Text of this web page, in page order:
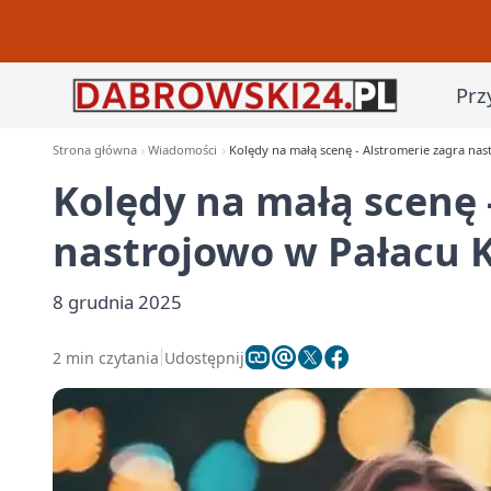
Strona główna Wiadomości Kolędy na małą scenę - Alstromerie zagra
Kolędy na małą
nastrojowo w Pałacu
8 grudnia 2025
2 min czytania Udostępnij